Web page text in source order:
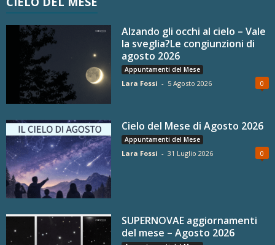
Alzando gli occhi al cielo – Vale
la sveglia?Le congiunzioni di
agosto 2026
Appuntamenti del Mese
Lara Fossi - 5 Agosto 2026 0
Cielo del Mese di Agosto 2026
Appuntamenti del Mese
Lara Fossi - 31 Luglio 2026 0
SUPERNOVAE aggiornamenti
del mese – Agosto 2026